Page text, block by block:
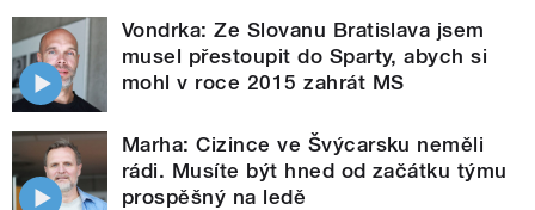
Vondrka: Ze Slovanu Bratislava jsem
musel přestoupit do Sparty, abych si
mohl v roce 2015 zahrát MS
Marha: Cizince ve Švýcarsku neměli
rádi. Musíte být hned od začátku týmu
prospěšný na ledě